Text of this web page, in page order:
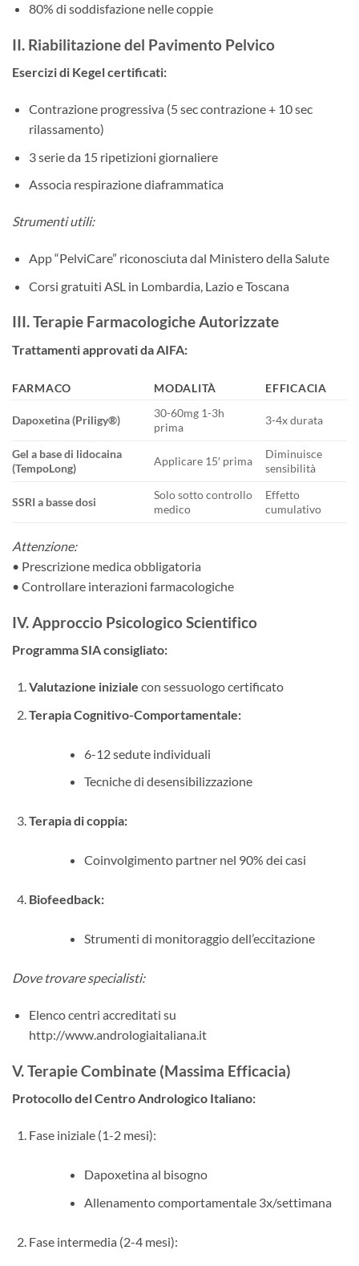
80% di soddisfazione nelle coppie
II. Riabilitazione del Pavimento Pelvico
Esercizi di Kegel certificati:​
Contrazione progressiva (5 sec contrazione + 10 sec
rilassamento)
3 serie da 15 ripetizioni giornaliere
Associa respirazione diaframmatica
Strumenti utili:
App “PelviCare” riconosciuta dal Ministero della Salute
Corsi gratuiti ASL in Lombardia, Lazio e Toscana
III. Terapie Farmacologiche Autorizzate
Trattamenti approvati da AIFA:​
FARMACO MODALITÀ EFFICACIA
Dapoxetina (Priligy®)​
30-60mg 1-3h
prima
3-4x durata
Gel a base di lidocaina
(TempoLong)​
Applicare 15′ prima
Diminuisce
sensibilità
SSRI a basse dosi
Solo sotto controllo
medico
Effetto
cumulativo
Attenzione:
• Prescrizione medica obbligatoria
• Controllare interazioni farmacologiche
IV. Approccio Psicologico Scientifico
Programma SIA consigliato:​
Valutazione iniziale ​ con sessuologo certificato
Terapia Cognitivo-Comportamentale:​
6-12 sedute individuali
Tecniche di desensibilizzazione
Terapia di coppia:​
Coinvolgimento partner nel 90% dei casi
Biofeedback:​
Strumenti di monitoraggio dell’eccitazione
Dove trovare specialisti:
Elenco centri accreditati su
http://www.andrologiaitaliana.it
V. Terapie Combinate (Massima Efficacia)
Protocollo del Centro Andrologico Italiano:​
Fase iniziale (1-2 mesi):
Dapoxetina al bisogno
Allenamento comportamentale 3x/settimana
Fase intermedia (2-4 mesi):